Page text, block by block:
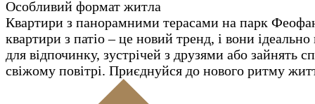
Особливий формат житла
Квартири з панорамними терасами на парк
квартири з патіо – це новий тренд, і вони ідеально
для відпочинку, зустрічей з друзями або зайнять
свіжому повітрі. Приєднуйся до нового ритму